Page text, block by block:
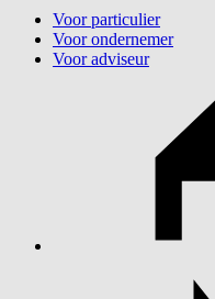
Voor particulier
Voor ondernemer
Voor adviseur